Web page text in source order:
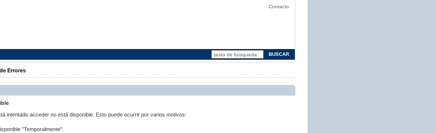
Contacto
Errores
intentado acceder no está disponible. Esto puede ocurrir por varios motivos:
"Temporalmente".